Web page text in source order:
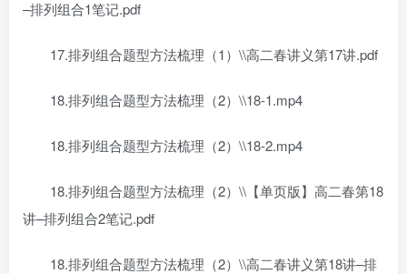
–排列组合1笔记.pdf
17.排列组合题型方法梳理（1）\\高二春讲义第17讲.pdf
18.排列组合题型方法梳理（2）\\18-1.mp4
18.排列组合题型方法梳理（2）\\18-2.mp4
18.排列组合题型方法梳理（2）\\【单页版】高二春第18
讲–排列组合2笔记.pdf
18.排列组合题型方法梳理（2）\\高二春讲义第18讲–排